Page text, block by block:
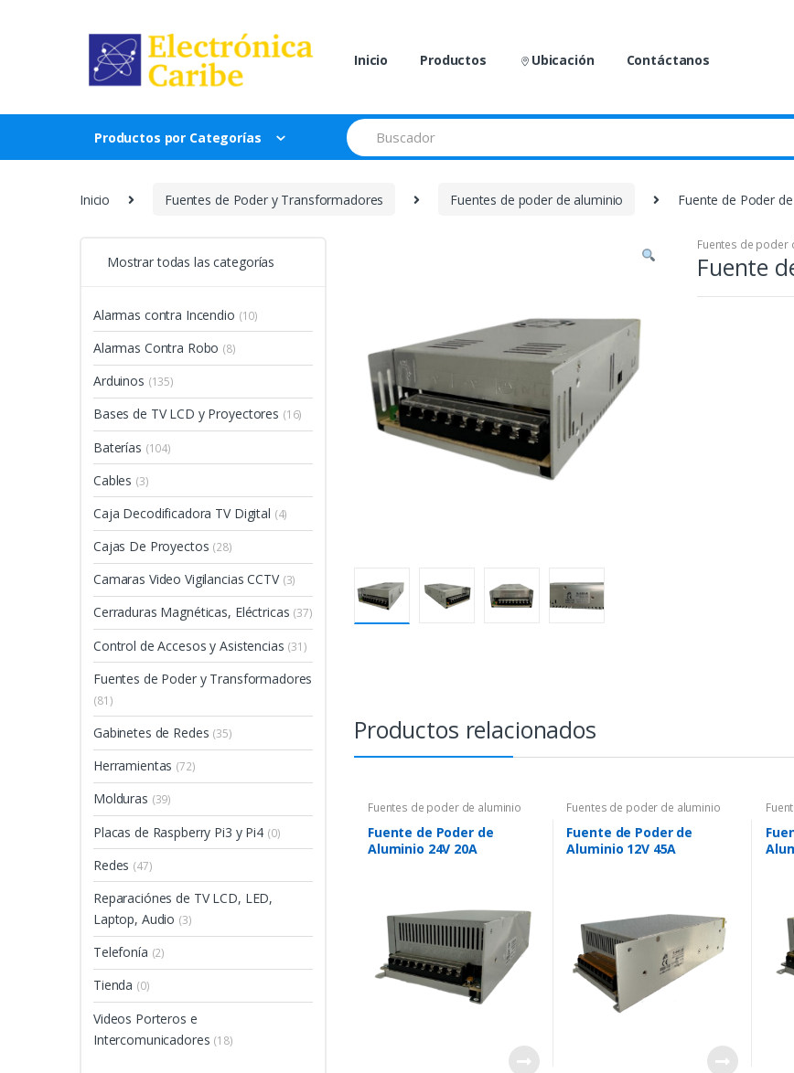
Inicio Productos Ubicación Contáctanos
Productos por Categorías
Search
for:
Inicio Fuentes de Poder y Transformadores Fuentes de poder de aluminio Fuente de Poder
Fuentes de poder
Fuente
Productos relacionados
Fuentes de poder de aluminio
Fuente de Poder de
Aluminio 24V 20A
Fuentes de poder de aluminio
Fuente de Poder de
Aluminio 12V 45A
Mostrar todas las categorías
Alarmas contra Incendio (10)
Alarmas Contra Robo (8)
Arduinos (135)
Bases de TV LCD y Proyectores (16)
Baterías (104)
Cables (3)
Caja Decodificadora TV Digital (4)
Cajas De Proyectos (28)
Camaras Video Vigilancias CCTV (3)
Cerraduras Magnéticas, Eléctricas (37)
Control de Accesos y Asistencias (31)
Fuentes de Poder y Transformadores
(81)
Gabinetes de Redes (35)
Herramientas (72)
Molduras (39)
Placas de Raspberry Pi3 y Pi4 (0)
Redes (47)
Reparaciónes de TV LCD, LED,
Laptop, Audio (3)
Telefonía (2)
Tienda (0)
Videos Porteros e
Intercomunicadores (18)